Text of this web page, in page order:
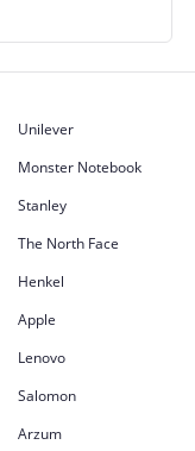
Unilever
Monster Notebook
Stanley
The North Face
Henkel
Apple
Lenovo
Salomon
Arzum